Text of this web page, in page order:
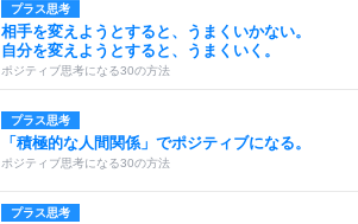
プラス思考
相手を変えようとすると、うまくいかない。
自分を変えようとすると、うまくいく。
ポジティブ思考になる30の方法
プラス思考
「積極的な人間関係」でポジティブになる。
ポジティブ思考になる30の方法
プラス思考